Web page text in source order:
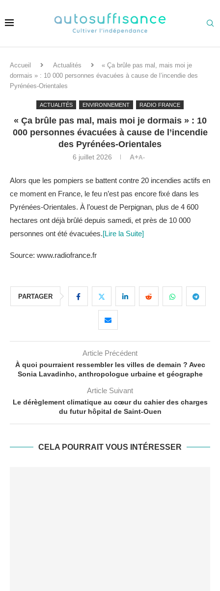
Accueil Actualités
« Ça brûle pas mal, mais moi je
dormais » : 10 000 personnes évacuées à cause de l’incendie des
Pyrénées-Orientales
ACTUALITÉS ENVIRONNEMENT RADIO FRANCE
« Ça brûle pas mal, mais moi je dormais » : 10
000 personnes évacuées à cause de l’incendie
des Pyrénées-Orientales
6 juillet 2026 A+A-
Alors que les pompiers se battent contre 20 incendies actifs en
ce moment en France, le feu n’est pas encore fixé dans les
Pyrénées-Orientales. À l’ouest de Perpignan, plus de 4 600
hectares ont déjà brûlé depuis samedi, et près de 10 000
personnes ont été évacuées.[Lire la Suite]
Source: www.radiofrance.fr
PARTAGER
Article Précédent
À quoi pourraient ressembler les villes de demain ? Avec
Sonia Lavadinho, anthropologue urbaine et géographe
Article Suivant
Le dérèglement climatique au cœur du cahier des charges
du futur hôpital de Saint-Ouen
CELA POURRAIT VOUS INTÉRESSER